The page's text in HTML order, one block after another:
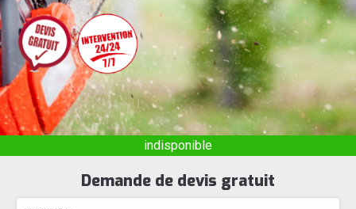
indisponible
Demande de devis gratuit